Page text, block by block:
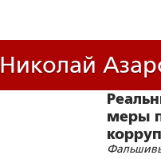
Николай
меры
или